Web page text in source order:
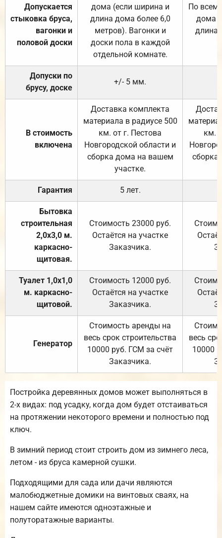
Допускается
стыковка бруса,
вагонки и
половой доски
дома (если ширина и
длина дома более 6,0
метров). Вагонки и
доски пола в каждой
отдельной комнате.
По
дома
длина
Допуски по
брусу, доске
+/- 5 мм.
В стоимость
включена
Доставка комплекта
материала в радиусе 500
км. от г. Пестова
Новгородской области и
сборка дома на вашем
участке.
км.
Гарантия 5 лет.
Бытовка
строительная
2,0х3,0 м.
каркасно-
щитовая.
Стоимость 23000 руб.
Остаётся на участке
Заказчика.
Туалет 1,0х1,0
м. каркасно-
щитовой.
Стоимость 12000 руб.
Остаётся на участке
Заказчика.
Генератор
Стоимость аренды на
весь срок строительства
10000 руб. ГСМ за счёт
Заказчика.
весь
10000
Постройка деревянных домов может выполняться в
2-х видах: под усадку, когда дом будет отстаиваться
на протяжении некоторого времени и полностью под
ключ.
В зимний период стоит строить дом из зимнего леса,
летом - из бруса камерной сушки.
Подходящими для сада или дачи являются
малобюджетные домики на винтовых сваях, на
нашем сайте имеются одноэтажные и
полуторатажные варианты.